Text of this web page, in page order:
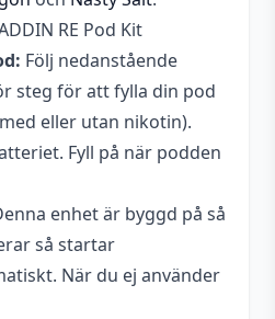
RE Pod Kit
Följ nedanstående
steg för att fylla din pod
eller utan nikotin).
Fyll på när podden
enhet är byggd på så
så startar
När du ej använder